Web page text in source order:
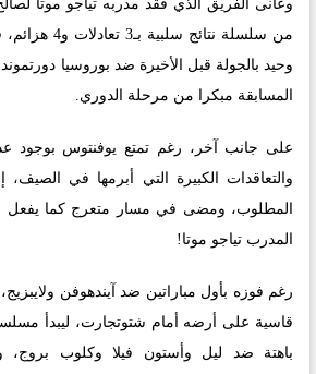
وعانى الفريق الذي فقد مدربه تياجو موتا
من سلسلة نتائج
المسابقة مبكرا من مرحلة الدوري.
على جانب آخر، رغم تمتع يوفنتوس بوجود
والتعاقدات الكبيرة التي أبرمها في الصيف،
المطلوب، ومضى في مسار متعرج كما يفعل
المدرب تياجو موتا!
رغم فوزه بأول مباراتين ضد آيندهوفن
قاسية على أرضه أمام شتوتجارت، ليبدأ مسلسل
باهتة ضد ليل وأستون فيلا وكلوب